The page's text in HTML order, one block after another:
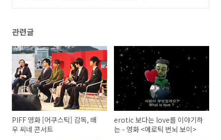
관련글
PIFF 영화 [어쿠스틱] 감독, 배
우 씨네 콘서트
erotic 보다는 love를 이야기하
는 - 영화 <에로틱 번뇌 보이>